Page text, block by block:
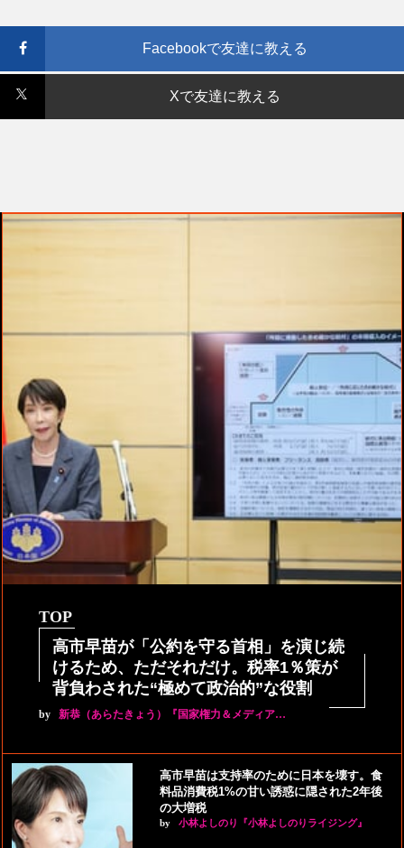
Facebookで友達に教える
Xで友達に教える
TOP
高市早苗が「公約を守る首相」を演じ続
けるため、ただそれだけ。税率1％策が
背負わされた“極めて政治的”な役割
by 新恭（あらたきょう）『国家権力＆メディア…
高市早苗は支持率のために日本を壊す。食
料品消費税1%の甘い誘惑に隠された2年後
の大増税
by 小林よしのり『小林よしのりライジング』